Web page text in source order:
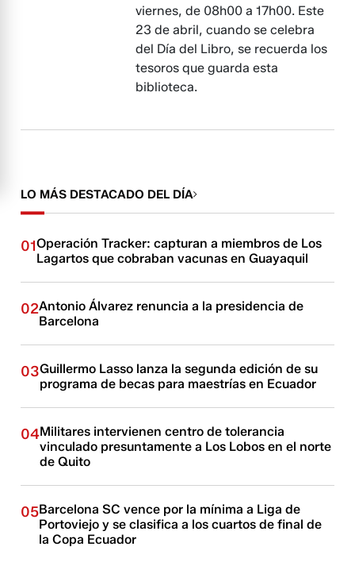
viernes, de 08h00 a 17h00. Este
23 de abril, cuando se celebra
del Día del Libro, se recuerda los
tesoros que guarda esta
biblioteca.
LO MÁS DESTACADO DEL DÍA
01Operación Tracker: capturan a miembros de Los
Lagartos que cobraban vacunas en Guayaquil
02Antonio Álvarez renuncia a la presidencia de
Barcelona
03Guillermo Lasso lanza la segunda edición de su
programa de becas para maestrías en Ecuador
04Militares intervienen centro de tolerancia
vinculado presuntamente a Los Lobos en el norte
de Quito
05Barcelona SC vence por la mínima a Liga de
Portoviejo y se clasifica a los cuartos de final de
la Copa Ecuador